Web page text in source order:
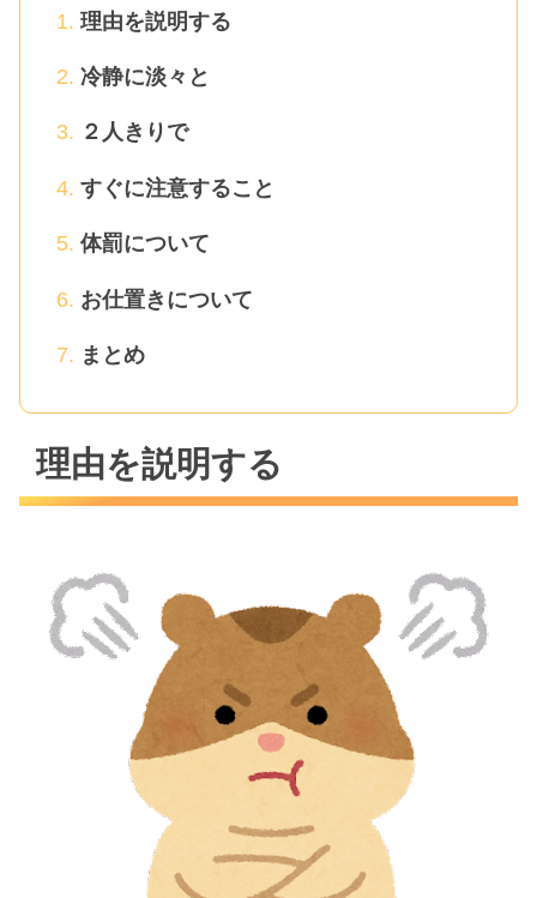
理由を説明する
冷静に淡々と
２人きりで
すぐに注意すること
体罰について
お仕置きについて
まとめ
理由を説明する